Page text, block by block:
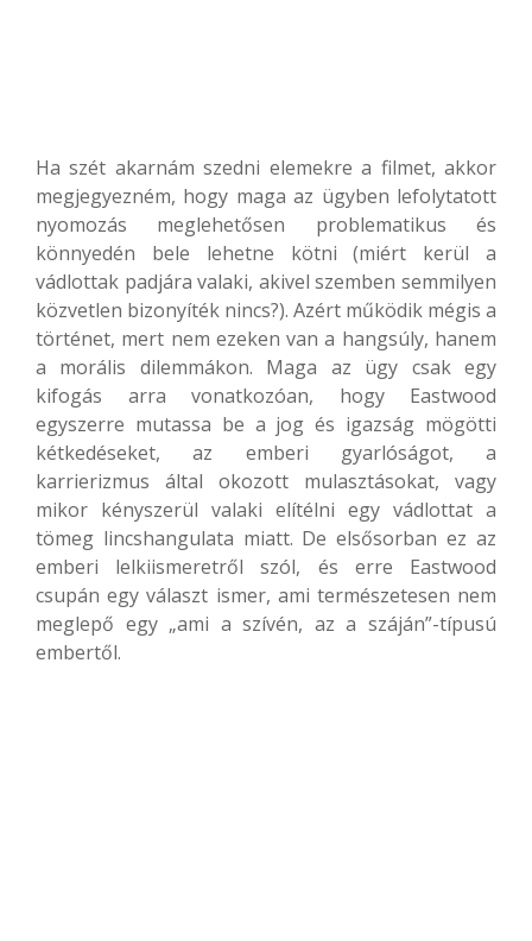
Ha szét akarnám szedni elemekre a filmet, akkor
megjegyezném, hogy maga az ügyben lefolytatott
nyomozás meglehetősen problematikus és
könnyedén bele lehetne kötni (miért kerül a
vádlottak padjára valaki, akivel szemben semmilyen
közvetlen bizonyíték nincs?). Azért működik mégis a
történet, mert nem ezeken van a hangsúly, hanem
a morális dilemmákon. Maga az ügy csak egy
kifogás arra vonatkozóan, hogy Eastwood
egyszerre mutassa be a jog és igazság mögötti
kétkedéseket, az emberi gyarlóságot, a
karrierizmus által okozott mulasztásokat, vagy
mikor kényszerül valaki elítélni egy vádlottat a
tömeg lincshangulata miatt. De elsősorban ez az
emberi lelkiismeretről szól, és erre Eastwood
csupán egy választ ismer, ami természetesen nem
meglepő egy „ami a szívén, az a száján”-típusú
embertől.